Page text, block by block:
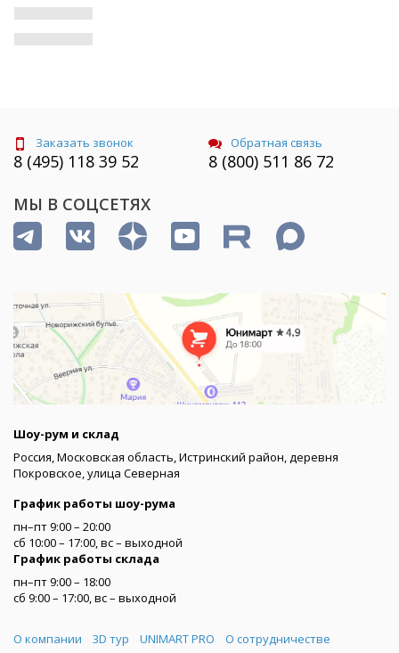
Заказать звонок
8 (495) 118 39 52
Обратная связь
8 (800) 511 86 72
МЫ В СОЦСЕТЯХ
Шоу-рум и склад
Россия, Московская область, Истринский район, деревня
Покровское, улица Северная
График работы шоу-рума
пн–пт 9:00 – 20:00
сб 10:00 – 17:00, вс – выходной
График работы склада
пн–пт 9:00 – 18:00
сб 9:00 – 17:00, вс – выходной
Меню
О компании 3D тур UNIMART PRO О сотрудничестве